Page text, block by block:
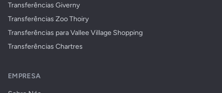
Transferências Giverny
Transferências Zoo Thoiry
Transferências para Vallee Village Shopping
Transferências Chartres
EMPRESA